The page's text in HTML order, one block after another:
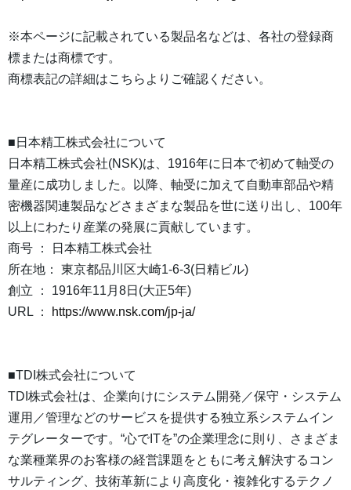
※本ページに記載されている製品名などは、各社の登録商
標または商標です。
商標表記の詳細はこちらよりご確認ください。
■日本精工株式会社について
日本精工株式会社(NSK)は、1916年に日本で初めて軸受の
量産に成功しました。以降、軸受に加えて自動車部品や精
密機器関連製品などさまざまな製品を世に送り出し、100年
以上にわたり産業の発展に貢献しています。
商号 ： 日本精工株式会社
所在地： 東京都品川区大崎1-6-3(日精ビル)
創立 ： 1916年11月8日(大正5年)
URL ：
https://www.nsk.com/jp-ja/
■TDI株式会社について
TDI株式会社は、企業向けにシステム開発／保守・システム
運用／管理などのサービスを提供する独立系システムイン
テグレーターです。“心でITを”の企業理念に則り、さまざま
な業種業界のお客様の経営課題をともに考え解決するコン
サルティング、技術革新により高度化・複雑化するテクノ